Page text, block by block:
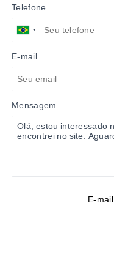
Telefone
E-mail
Mensagem
E-mail